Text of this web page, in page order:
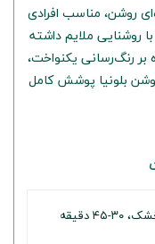
با رنگ قهوه‌ای روشن، مناسب افرادی
روشنایی ملایم داشته
بر رنگ‌رسانی یکنواخت،
بلونیا پوشش کامل
ترکیب رنگ با اکسیدان، استفاده روی موهای خشک، ۳۰-۴۵ دقیقه